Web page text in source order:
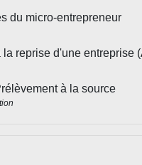
du micro-entrepreneur
reprise d'une entreprise
à la source